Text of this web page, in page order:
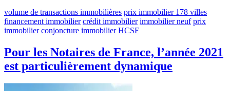
volume de transactions immobilières prix immobilier 178 villes
financement immobilier crédit immobilier immobilier neuf prix
immobilier conjoncture immobilier HCSF
Pour les Notaires de France, l’année 2021
est particulièrement dynamique